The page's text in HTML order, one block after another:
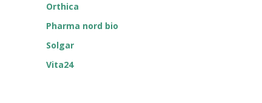
Orthica
Pharma nord bio
Solgar
Vita24